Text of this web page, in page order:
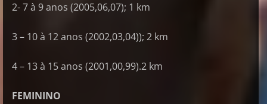
2- 7 à 9 anos (2005,06,07); 1 km
3 – 10 à 12 anos (2002,03,04)); 2 km
4 – 13 à 15 anos (2001,00,99).2 km
FEMININO